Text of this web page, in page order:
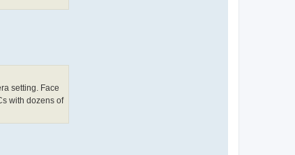
setting. Face
with dozens of